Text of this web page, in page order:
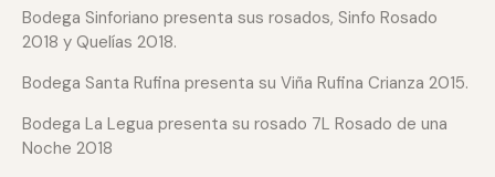
Bodega Sinforiano presenta sus rosados, Sinfo Rosado
2018 y Quelías 2018.
Bodega Santa Rufina presenta su Viña Rufina Crianza 2015.
Bodega La Legua presenta su rosado 7L Rosado de una
Noche 2018